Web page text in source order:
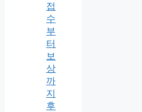
접
수
부
터
보
상
까
지
후